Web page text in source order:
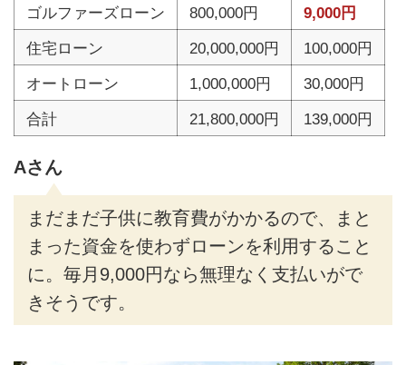
ゴルファーズローン
800,000円
9,000円
住宅ローン
20,000,000円
100,000円
オートローン
1,000,000円
30,000円
合計
21,800,000円 139,000円
Aさん
まだまだ子供に教育費がかかるので、まと
まった資金を使わずローンを利用すること
に。毎月9,000円なら無理なく支払いがで
きそうです。